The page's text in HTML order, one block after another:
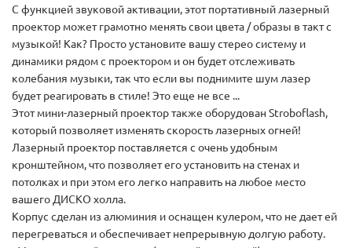
С функцией звуковой активации, этот портативный лазерный
проектор может грамотно менять свои цвета / образы в такт с
музыкой! Как? Просто установите вашу стерео систему и
динамики рядом с проектором и он будет отслеживать
колебания музыки, так что если вы поднимите шум лазер
будет реагировать в стиле! Это еще не все ...
Этот мини-лазерный проектор также оборудован Stroboflash,
который позволяет изменять скорость лазерных огней!
Лазерный проектор поставляется с очень удобным
кронштейном, что позволяет его установить на стенах и
потолках и при этом его легко направить на любое место
вашего ДИСКО холла.
Корпус сделан из алюминия и оснащен кулером, что не дает ей
перегреваться и обеспечивает непрерывную долгую работу.